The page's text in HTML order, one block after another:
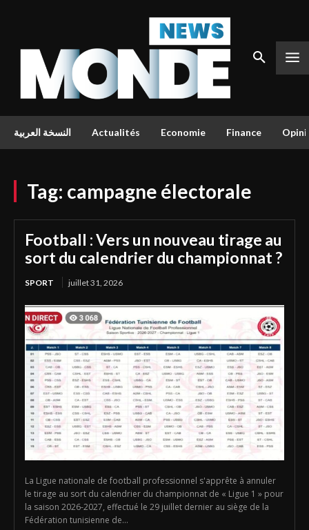
النسخة العربية Actualités Economie Finance
Tag: campagne électorale
Football : Vers un nouveau tirage au
sort du calendrier du championnat ?
SPORT juillet 31, 2026
La Ligue nationale de football professionnel s'apprête à annuler
le tirage au sort du calendrier du championnat de « Ligue 1 » pour
la saison 2026-2027, effectué le 29 juillet dernier au siège de la
Fédération tunisienne de...